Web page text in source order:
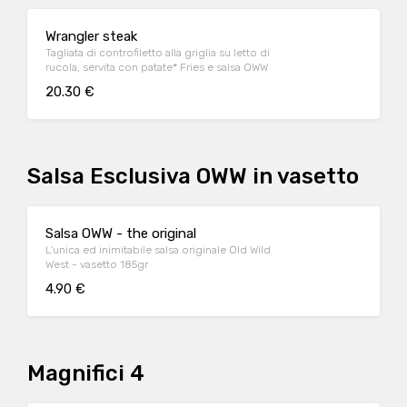
Wrangler steak
Tagliata di controfiletto alla griglia su letto di
rucola, servita con patate* Fries e salsa OWW
20.30 €
Salsa Esclusiva OWW in vasetto
Salsa OWW - the original
L'unica ed inimitabile salsa originale Old Wild
West - vasetto 185gr
4.90 €
Magnifici 4